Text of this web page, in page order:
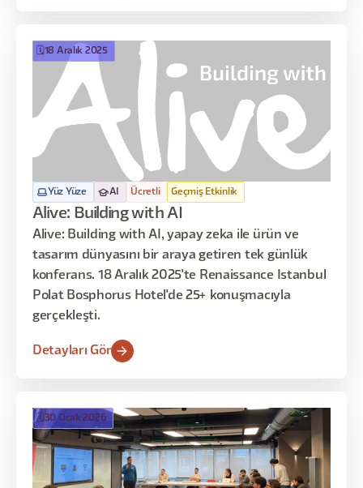
Yüz Yüze AI Ücretli Geçmiş Etkinlik
🗓️18 Aralık 2025
Alive: Building with AI
Alive: Building with AI, yapay zeka ile ürün ve
tasarım dünyasını bir araya getiren tek günlük
konferans. 18 Aralık 2025'te Renaissance Istanbul
Polat Bosphorus Hotel'de 25+ konuşmacıyla
gerçekleşti.
Detayları Gör
🗓️ 30 Ocak 2026